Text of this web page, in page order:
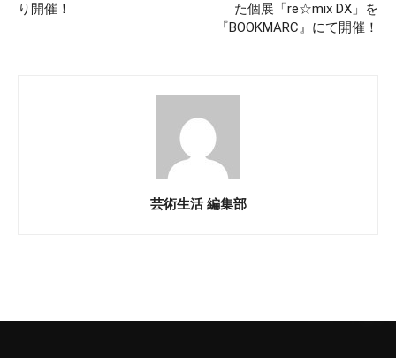
り開催！
た個展「re☆mix DX」を
『BOOKMARC』にて開催！
芸術生活 編集部